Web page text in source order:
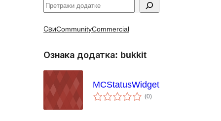
Претрага
СвиCommunityCommercial
Ознака додатка: bukkit
MCStatusWidget
(0укупних
оцена
)